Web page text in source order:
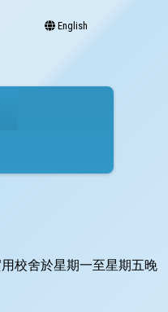
English